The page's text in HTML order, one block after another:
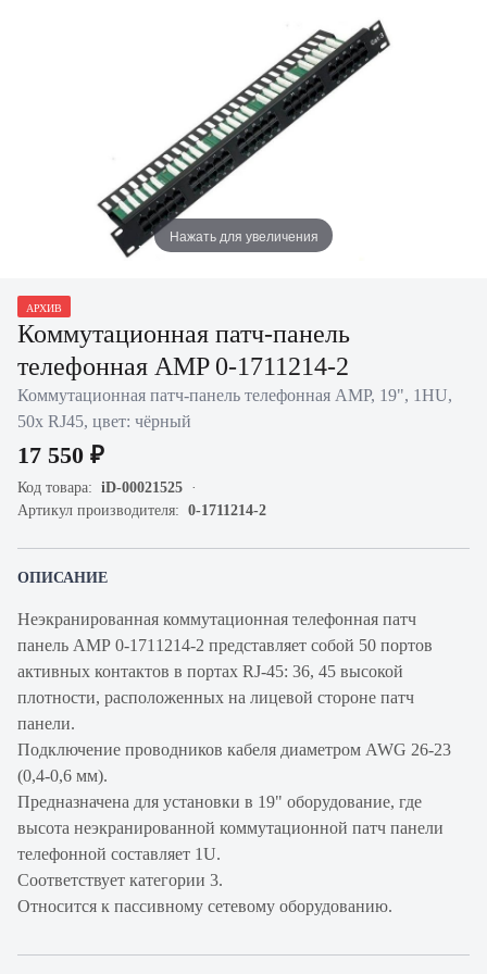
Нажать для увеличения
АРХИВ
Коммутационная патч-панель
телефонная AMP 0-1711214-2
Коммутационная патч-панель телефонная AMP, 19", 1HU,
50х RJ45, цвет: чёрный
17 550 ₽
Код товара: iD-00021525
Артикул производителя: 0-1711214-2
ОПИСАНИЕ
Неэкранированная коммутационная телефонная патч
панель AMP 0-1711214-2 представляет собой 50 портов
активных контактов в портах RJ-45: 36, 45 высокой
плотности, расположенных на лицевой стороне патч
панели.
Подключение проводников кабеля диаметром AWG 26-23
(0,4-0,6 мм).
Предназначена для установки в 19" оборудование, где
высота неэкранированной коммутационной патч панели
телефонной составляет 1U.
Соответствует категории 3.
Относится к пассивному сетевому оборудованию.